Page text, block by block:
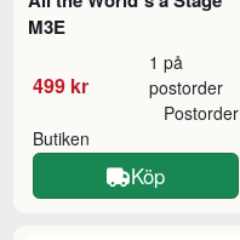
M3E
499 kr
1 på
postorder
Butiken
Postorder
Köp